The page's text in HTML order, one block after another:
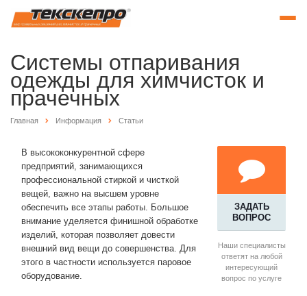
Системы отпаривания
одежды для химчисток и
прачечных
Главная Информация Статьи
ЗАДАТЬ
ВОПРОС
Наши специалисты
ответят на любой
интересующий
вопрос по услуге
В высококонкурентной сфере
предприятий, занимающихся
профессиональной стиркой и чисткой
вещей, важно на высшем уровне
обеспечить все этапы работы. Большое
внимание уделяется финишной обработке
изделий, которая позволяет довести
внешний вид вещи до совершенства. Для
этого в частности используется паровое
оборудование.